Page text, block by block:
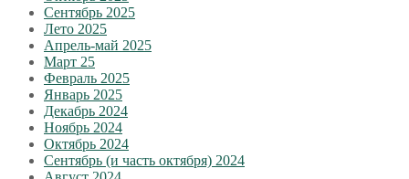
Сентябрь 2025
Лето 2025
Апрель-май 2025
Март 25
Февраль 2025
Январь 2025
Декабрь 2024
Ноябрь 2024
Октябрь 2024
Сентябрь (и часть октября) 2024